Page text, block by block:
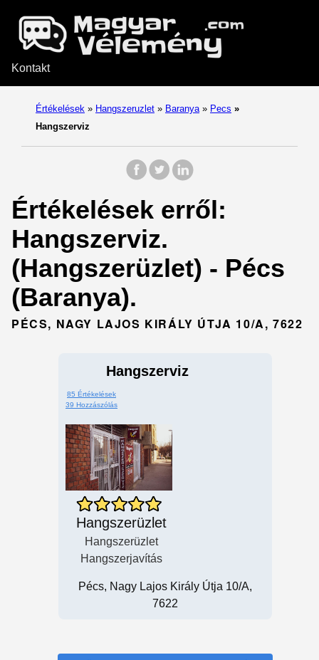
Kontakt
Értékelések » Hangszeruzlet » Baranya » Pecs »
Hangszerviz
Értékelések erről:
Hangszerviz.
(Hangszerüzlet) - Pécs
(Baranya).
PÉCS, NAGY LAJOS KIRÁLY ÚTJA 10/A, 7622
Hangszerviz
85 Értékelések
39 Hozzászólás
Hangszerüzlet
Hangszerüzlet
Hangszerjavítás
Pécs, Nagy Lajos Király Útja 10/A,
7622